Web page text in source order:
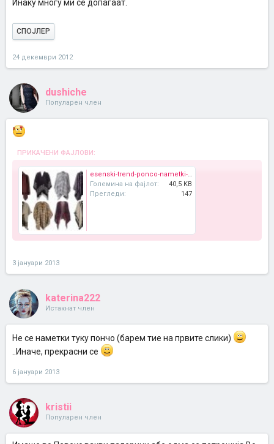
Инаку многу ми се допаѓаат.
СПОЈЛЕР
24 декември 2012
dushiche
Популарен член
ПРИКАЧЕНИ ФАЈЛОВИ:
esenski-trend-ponco-nametki-01.jpg
Големина на фајлот:
40,5 KB
Прегледи:
147
3 јануари 2013
katerina222
Истакнат член
Не се наметки туку пончо (барем тие на првите слики)
..Иначе, прекрасни се
6 јануари 2013
kristii
Популарен член